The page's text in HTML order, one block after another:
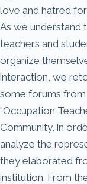
love and hatred
As we understand
teachers and
organize
interaction, we
some forums
"Occupation
Community, in
analyze the
they elaborated
institution. From